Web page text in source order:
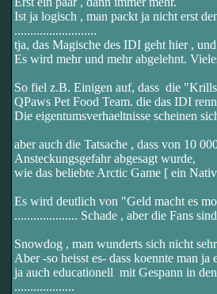
Ist ja logisch , man packt ja nicht erst
..........................
tja, das Magische des IDI geht hier ,
Es wird mehr und mehr abgelehnt.
So fiel z.B. Einigen auf, dass die
QPaws Pet Food Team. die das IDI
Die eigentumsverhaeltnisse scheinen
aber auch die Tatsache , dass von 10
Ansteckungsgefahr abgesagt wurde,
wie das beliebte Arctic Game [ ein
Es wird deutlich von "Geld macht es
.................... Schade , aber die Fans
Snowdog , man wunderts sich nicht
Aber -so heisst es- dass koennte man
ja auch educationell mit Gespann in
...................